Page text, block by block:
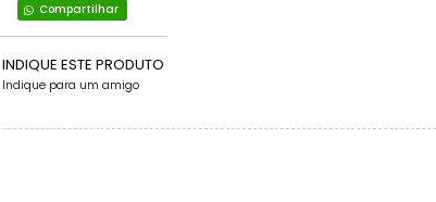
Compartilhar
INDIQUE ESTE PRODUTO
Indique para um amigo